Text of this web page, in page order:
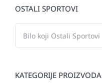
OSTALI SPORTOVI
KATEGORIJE PROIZVODA